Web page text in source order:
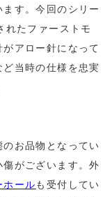
す。今回のシリー
れたファーストモ
アロー針になって
当時の仕様を忠実
お品物となってい
がございます。外
ホールも受付してい